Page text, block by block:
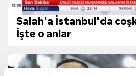
Salah'a İstanbul'da
İşte o anlar